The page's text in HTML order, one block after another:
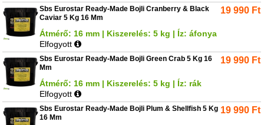
Sbs Eurostar Ready-Made Bojli Cranberry & Black
Caviar 5 Kg 16 Mm
Átmérő: 16 mm | Kiszerelés: 5 kg | Íz: áfonya
Elfogyott
19 990 Ft
Sbs Eurostar Ready-Made Bojli Green Crab 5 Kg 16
Mm
Átmérő: 16 mm | Kiszerelés: 5 kg | Íz: rák
Elfogyott
19 990 Ft
Sbs Eurostar Ready-Made Bojli Plum & Shellfish 5 Kg
16 Mm
19 990 Ft